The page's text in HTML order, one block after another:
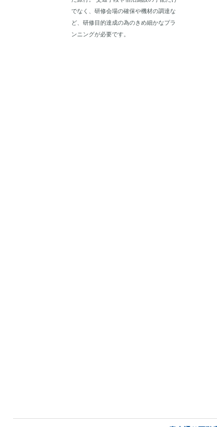
でなく、研修会場の確保や機材の調達な
ど、研修目的達成の為のきめ細かなプラ
ンニングが必要です。